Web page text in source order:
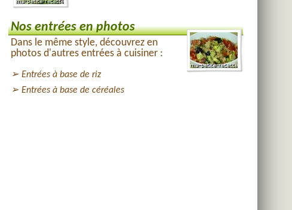
Nos entrées en photos
Dans le même style, découvrez en
photos d'autres entrées à cuisiner :
Entrées à base de riz
Entrées à base de céréales